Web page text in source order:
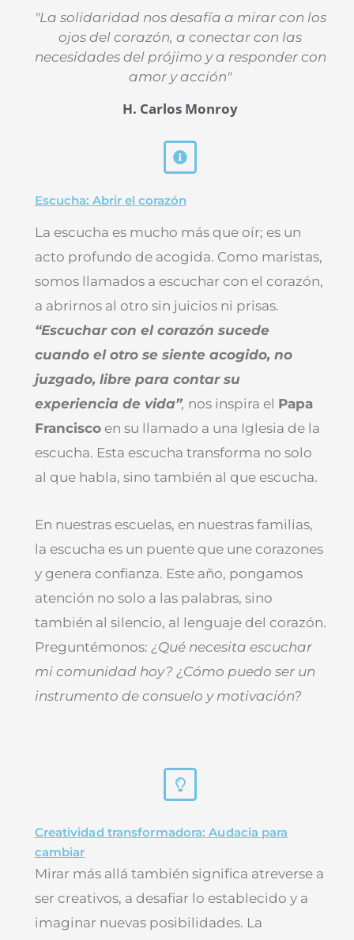
"La solidaridad nos desafía a mirar con los
ojos del corazón, a conectar con las
necesidades del prójimo y a responder con
amor y acción"
H. Carlos Monroy
Escucha: Abrir el corazón
La escucha es mucho más que oír; es un
acto profundo de acogida. Como maristas,
somos llamados a escuchar con el corazón,
a abrirnos al otro sin juicios ni prisas.
“Escuchar con el corazón sucede
cuando el otro se siente acogido, no
juzgado, libre para contar su
experiencia de vida”, nos inspira el Papa
Franciscoen su llamado a una Iglesia de la
escucha. Esta escucha transforma no solo
al que habla, sino también al que escucha.
En nuestras escuelas, en nuestras familias,
la escucha es un puente que une corazones
y genera confianza. Este año, pongamos
atención no solo a las palabras, sino
también al silencio, al lenguaje del corazón.
Preguntémonos: ¿Qué necesita escuchar
mi comunidad hoy? ¿Cómo puedo ser un
instrumento de consuelo y motivación?
Creatividad transformadora: Audacia para
cambiar
Mirar más allá también significa atreverse a
ser creativos, a desafiar lo establecido y a
imaginar nuevas posibilidades. La